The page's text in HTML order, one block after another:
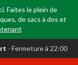
Faites le plein de
de sacs à dos et
⋅ Fermeture à 22:00